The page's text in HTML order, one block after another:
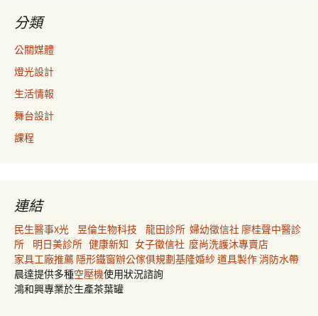
分類
公關媒體
燈光設計
生活情報
舞台設計
課程
連結
民生醫事X光 昱倫生物科技 龍田診所 婦幼徵信社 廖桂聲中醫診
所
明日美診所 健康新知 女子徵信社 麼尚洗護沐專賣店
家具工廠推薦 隱形鐵窗辦公傢俱規劃基隆婚紗道具製作消防水帶
晨達提供多種空壓機使用狀況諮詢
鴻和興專業於生產茶葉罐